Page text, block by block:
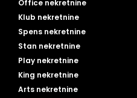
Office nekretnine
Klub nekretnine
Spens nekretnine
Stan nekretnine
Play nekretnine
King nekretnine
Arts nekretnine